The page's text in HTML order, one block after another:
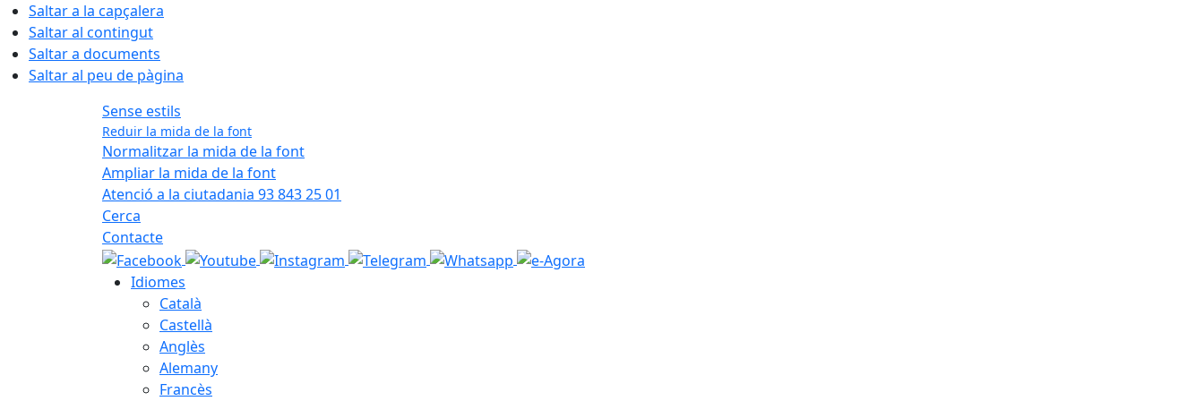
Saltar a la capçalera
Saltar al contingut
Saltar a documents
Saltar al peu de pàgina
Sense estils
Reduir la mida de la font
Normalitzar la mida de la font
Ampliar la mida de la font
Atenció a la ciutadania 93 843 25 01
Cerca
Contacte
Idiomes
Català
Castellà
Anglès
Alemany
Francès